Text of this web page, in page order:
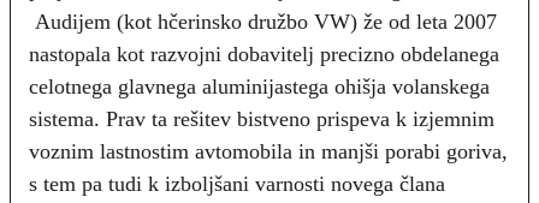
Audijem (kot hčerinsko družbo VW) že od leta 2007
nastopala kot razvojni dobavitelj precizno obdelanega
celotnega glavnega aluminijastega ohišja volanskega
sistema. Prav ta rešitev bistveno prispeva k izjemnim
voznim lastnostim avtomobila in manjši porabi goriva,
s tem pa tudi k izboljšani varnosti novega člana